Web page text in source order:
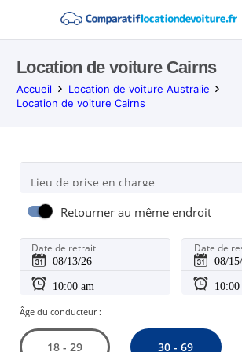
Location de voiture Cairns
Accueil
Location de voiture Australie
Location de voiture Cairns
Lieu de prise en charge
Retourner au même endroit
Date de retrait Date de
Âge du conducteur :
18 - 29 30 - 69